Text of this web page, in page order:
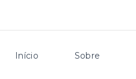
Início Sobre